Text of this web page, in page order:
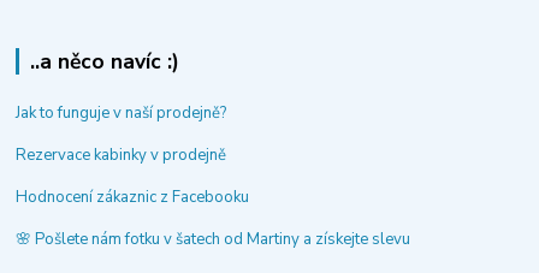
..a něco navíc :)
Jak to funguje v naší prodejně?
Rezervace kabinky v prodejně
Hodnocení zákaznic z Facebooku
🌸 Pošlete nám fotku v šatech od Martiny a získejte slevu